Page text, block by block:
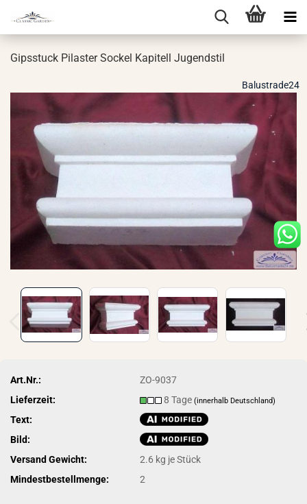
Gips­stuck Pi­las­ter So­ckel Ka­pi­tell Ju­gend­stil
Balustrade24
Art.Nr.:
ZO-9037
Lieferzeit:
8 Tage(innerhalb Deutschland)
Text:
Bild:
Versand Gewicht:
2.6 kg je Stück
Mindestbestellmenge:
2